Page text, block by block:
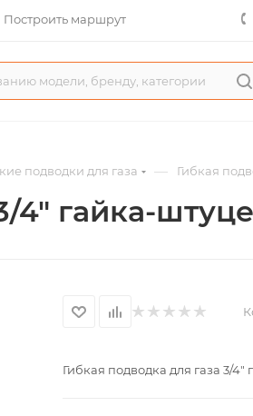
Построить маршрут
подводки для газа — Гибкая
4" гайка-
Гибкая подводка для газа 3/4"